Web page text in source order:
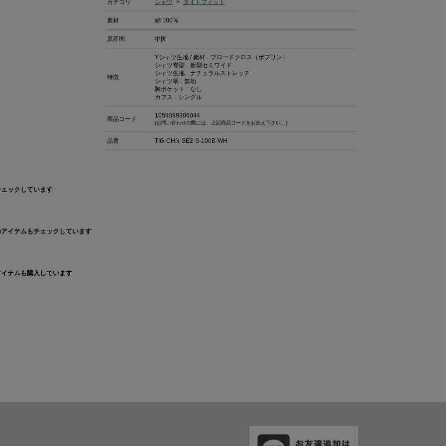
カテゴリ シャツ > タイトフィット
素材 綿:100％
原産国 中国
特徴
Yシャツ生地 / 素材 : ブロードクロス（ポプリン）
シャツ襟型 : 新型セミワイド
シャツ生地 : ナチュラルストレッチ
シャツ柄 : 無地
胸ポケット : なし
カフス : シングル
商品コード 1059399306044
(お問い合わせの際には、上記商品コードをお伝え下さい。)
品番 TIG-CHN-SE2-S-100B-WH
ックしています
イテムもチェックしています
テムも購入しています